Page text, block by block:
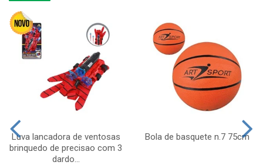
Luva lancadora de ventosas
brinquedo de precisao com 3
dardo...
Bola de basquete n.7 75cm